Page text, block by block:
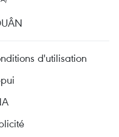
d'utilisation